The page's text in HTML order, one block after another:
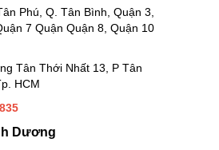
Phú, Q. Tân Bình, Quận 3,
7 Quận Quận 8, Quận 10
Tân Thới Nhất 13, P Tân
HCM
Dương